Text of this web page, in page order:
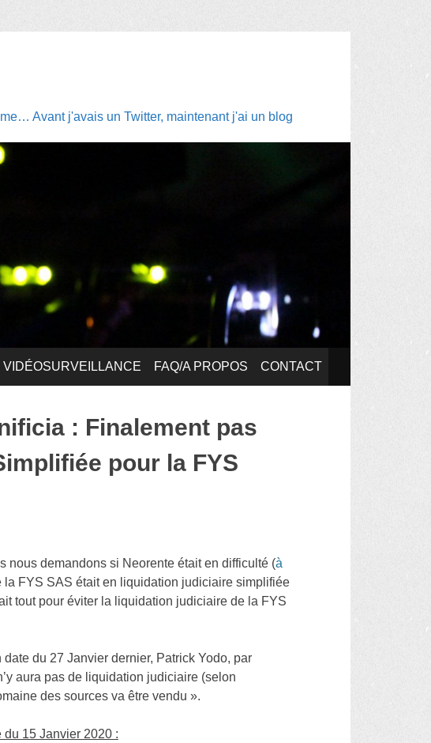
Avant j'avais un Twitter, maintenant j'ai un blog
VIDÉOSURVEILLANCE FAQ/A PROPOS CONTACT
: Finalement pas
pour la FYS
nous demandons si Neorente était en difficulté (à
FYS SAS était en liquidation judiciaire simplifiée
tout pour éviter la liquidation judiciaire de la FYS
du 27 Janvier dernier, Patrick Yodo, par
aura pas de liquidation judiciaire (selon
des sources va être vendu ».
15 Janvier 2020 :